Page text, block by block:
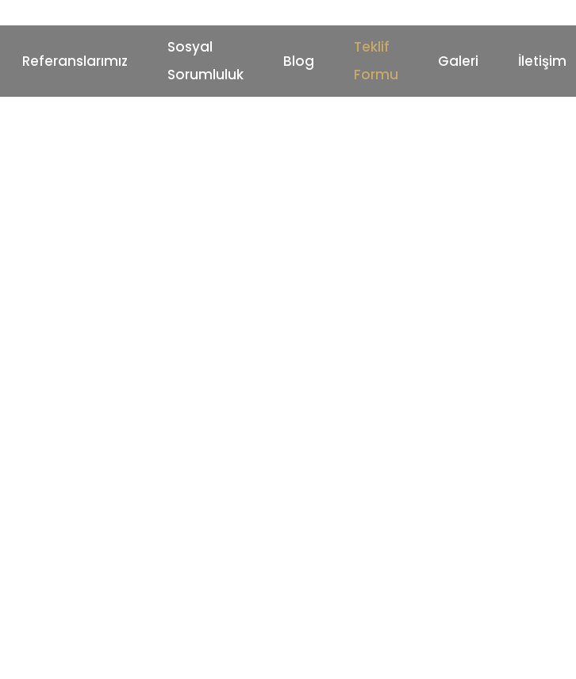
Referanslarımız
Sosyal
Sorumluluk
Blog
Teklif
Formu
Galeri İletişim